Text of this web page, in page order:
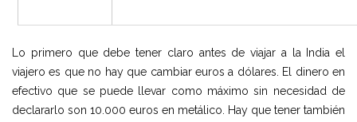
Lo primero que debe tener claro antes de viajar a la India el
viajero es que no hay que cambiar euros a dólares. El dinero en
efectivo que se puede llevar como máximo sin necesidad de
declararlo son 10.000 euros en metálico. Hay que tener también